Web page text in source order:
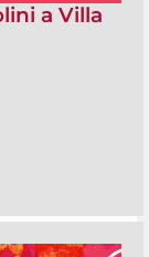
a Villa